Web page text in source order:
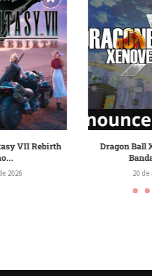
3 é Real!
Namco...
abril de 2026 7